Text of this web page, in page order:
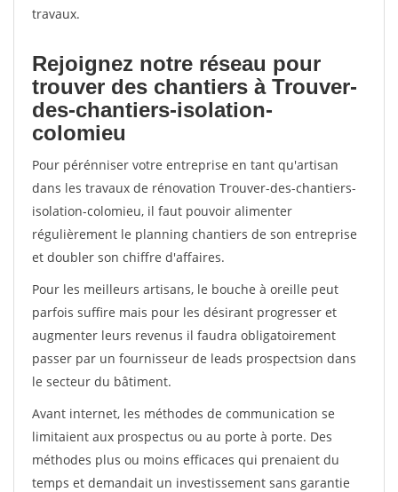
travaux.
Rejoignez notre réseau pour
trouver des chantiers à Trouver-
des-chantiers-isolation-
colomieu
Pour pérénniser votre entreprise en tant qu'artisan
dans les travaux de rénovation Trouver-des-chantiers-
isolation-colomieu, il faut pouvoir alimenter
régulièrement le planning chantiers de son entreprise
et doubler son chiffre d'affaires.
Pour les meilleurs artisans, le bouche à oreille peut
parfois suffire mais pour les désirant progresser et
augmenter leurs revenus il faudra obligatoirement
passer par un fournisseur de leads prospectsion dans
le secteur du bâtiment.
Avant internet, les méthodes de communication se
limitaient aux prospectus ou au porte à porte. Des
méthodes plus ou moins efficaces qui prenaient du
temps et demandait un investissement sans garantie